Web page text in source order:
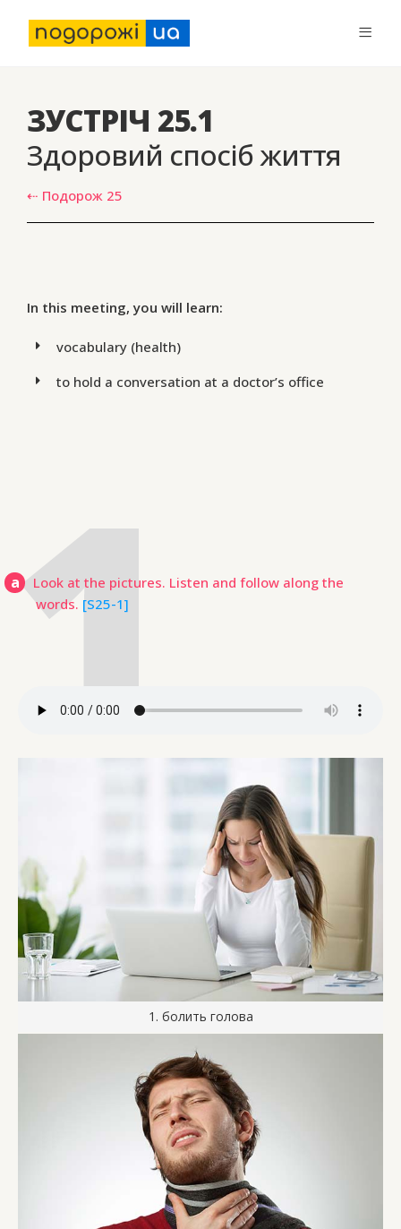
ЗУСТРІЧ 25.1
Здоровий спосіб життя
⇠ Подорож 25
In this meeting, you will learn:
vocabulary (health)
to hold a conversation at a doctor’s office
a Look at the pictures. Listen and follow along the
words. [S25-1]
1. болить голова